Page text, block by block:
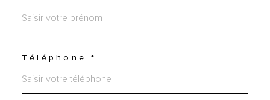
Téléphone *